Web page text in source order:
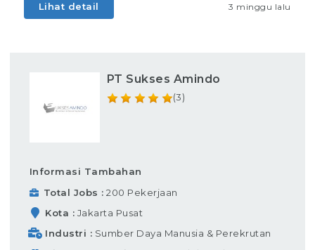
Lihat detail 3 minggu lalu
PT Sukses Amindo
(3)
Informasi Tambahan
Total Jobs
200 Pekerjaan
Kota
Jakarta Pusat
Industri
Sumber Daya Manusia & Perekrutan